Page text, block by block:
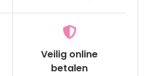
Veilig online
betalen